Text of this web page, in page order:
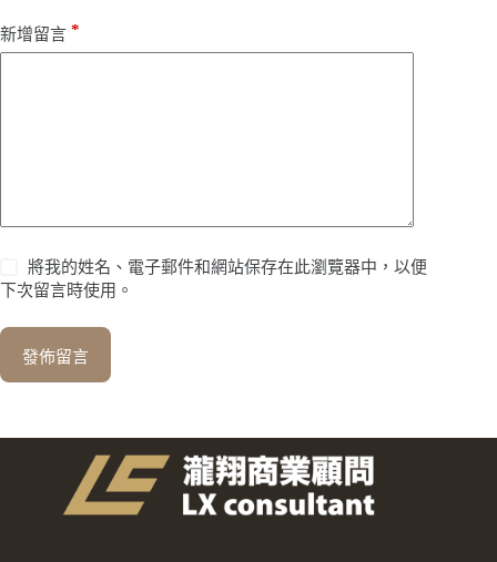
新增留言 *
將我的姓名、電子郵件和網站保存在此瀏覽器中，以便
下次留言時使用。
發佈留言